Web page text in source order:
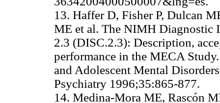
13. Haffer D, Fisher P, Dulcan
ME et al. The NIMH Diagnostic
2.3 (DISC.2.3): Description,
performance in the MECA
and Adolescent Mental
Psychiatry 1996;35:865-
14. Medina-Mora ME, Rascón